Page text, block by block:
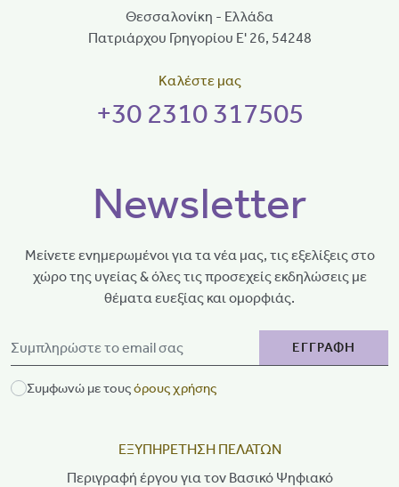
Θεσσαλονίκη - Ελλάδα
Πατριάρχου Γρηγορίου Ε' 26, 54248
Καλέστε μας
+30 2310 317505
ΕΞΥΠΗΡΕΤΗΣΗ ΠΕΛΑΤΩΝ
Περιγραφή έργου για τον Βασικό Ψηφιακό
Newsletter
Μείνετε ενημερωμένοι για τα νέα μας, τις εξελίξεις στο
χώρο της υγείας & όλες τις προσεχείς εκδηλώσεις με
θέματα ευεξίας και ομορφιάς.
ΕΓΓΡΑΦΗ
Συμφωνώ με τουςόρους χρήσης